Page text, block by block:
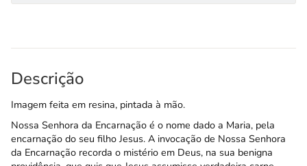
Descrição
Imagem feita em resina, pintada à mão.
Nossa Senhora da Encarnação é o nome dado a Maria, pela
encarnação do seu filho Jesus. A invocação de Nossa Senhora
da Encarnação recorda o mistério em Deus, na sua benigna